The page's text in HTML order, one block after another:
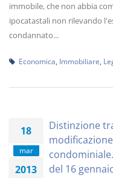
immobile, che non abbia
ipocatastali non rilevando
condannato...
Economica Immobiliare
18
mar
2013
Distinzione
condominiale.
del 16